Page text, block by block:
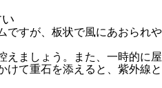
ですが、板状で風にあおられや
えましょう。また、一時的に屋
けて重石を添えると、紫外線と